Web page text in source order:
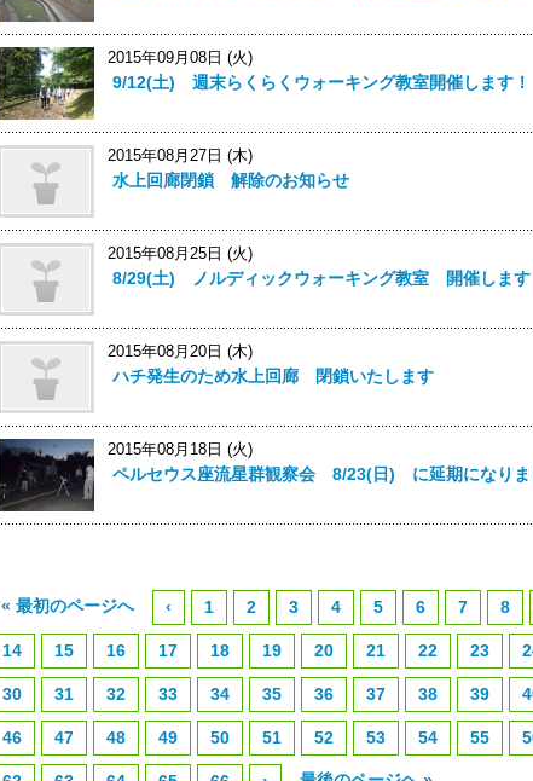
2015年09月08日 (火)
9/12(土) 週末らくらくウォーキング教室開催します！
2015年08月27日 (木)
水上回廊閉鎖 解除のお知らせ
2015年08月25日 (火)
8/29(土) ノルディックウォーキング教室 開催します
2015年08月20日 (木)
ハチ発生のため水上回廊 閉鎖いたします
2015年08月18日 (火)
ペルセウス座流星群観察会 8/23(日) に延期になりま
« 最初のページへ ‹ 1 2 3 4 5 6 7 8
14 15 16 17 18 19 20 21 22 23
30 31 32 33 34 35 36 37 38 39
46 47 48 49 50 51 52 53 54 55